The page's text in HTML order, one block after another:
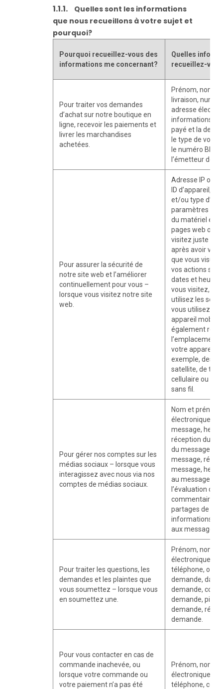
Quelles sont les informations
que nous recueillons à votre sujet et
pourquoi?
Pourquoi recueillez-vous des
informations me concernant?
Quelles
recueillez-
Pour traiter vos demandes
d’achat sur notre boutique en
ligne, recevoir les paiements et
livrer les marchandises
achetées.
Prénom, nom,
livraison,
adresse
informations
payé et la
le type de votre
le numéro BIN
l’émetteur de
Pour assurer la sécurité de
notre site web et l’améliorer
continuellement pour vous –
lorsque vous visitez notre site
web.
Adresse IP ou
ID d’appareil,
et/ou type
paramètres et
du matériel et
pages web ou
visitez juste
après avoir
que vous
vos actions sur
dates et heures
vous visitez,
utilisez les
vous utilisez le
appareil mobile,
également
l’emplacement
votre appareil
exemple, des
satellite, de
cellulaire ou de
sans fil.
Pour gérer nos comptes sur les
médias sociaux – lorsque vous
interagissez avec nous via nos
comptes de médias sociaux.
Nom et
électronique,
message,
réception du
du message,
message,
message,
au message,
l’évaluation de
commentaires
partages de
informations
aux messages.
Pour traiter les questions, les
demandes et les plaintes que
vous soumettez – lorsque vous
en soumettez une.
Prénom, nom,
électronique,
téléphone,
demande, date
demande,
demande,
demande,
demande.
Pour vous contacter en cas de
commande inachevée, ou
lorsque votre commande ou
votre paiement n’a pas été
Prénom, nom,
électronique,
téléphone,